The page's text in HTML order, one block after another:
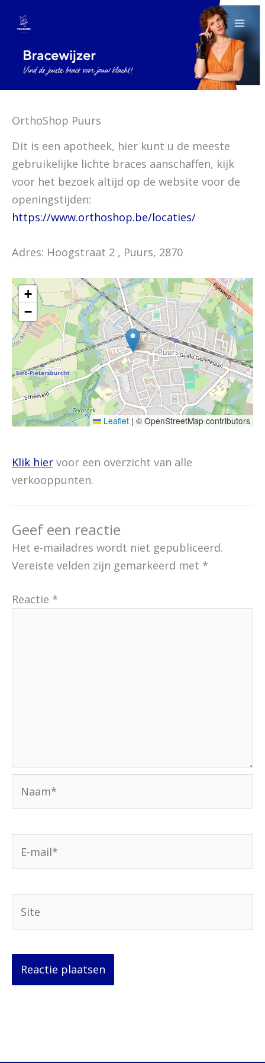
naar
inhoud
OrthoShop Puurs
Dit is een apotheek, hier kunt u de meeste
gebruikelijke lichte braces aanschaffen, kijk
voor het bezoek altijd op de website voor de
openingstijden:
https://www.orthoshop.be/locaties/
Adres: Hoogstraat 2 , Puurs, 2870
+
−
Leaflet | © OpenStreetMap contributors
Klik hier voor een overzicht van alle
verkooppunten.
Geef een reactie
Het e-mailadres wordt niet gepubliceerd.
Vereiste velden zijn gemarkeerd met *
Reactie *
mail*